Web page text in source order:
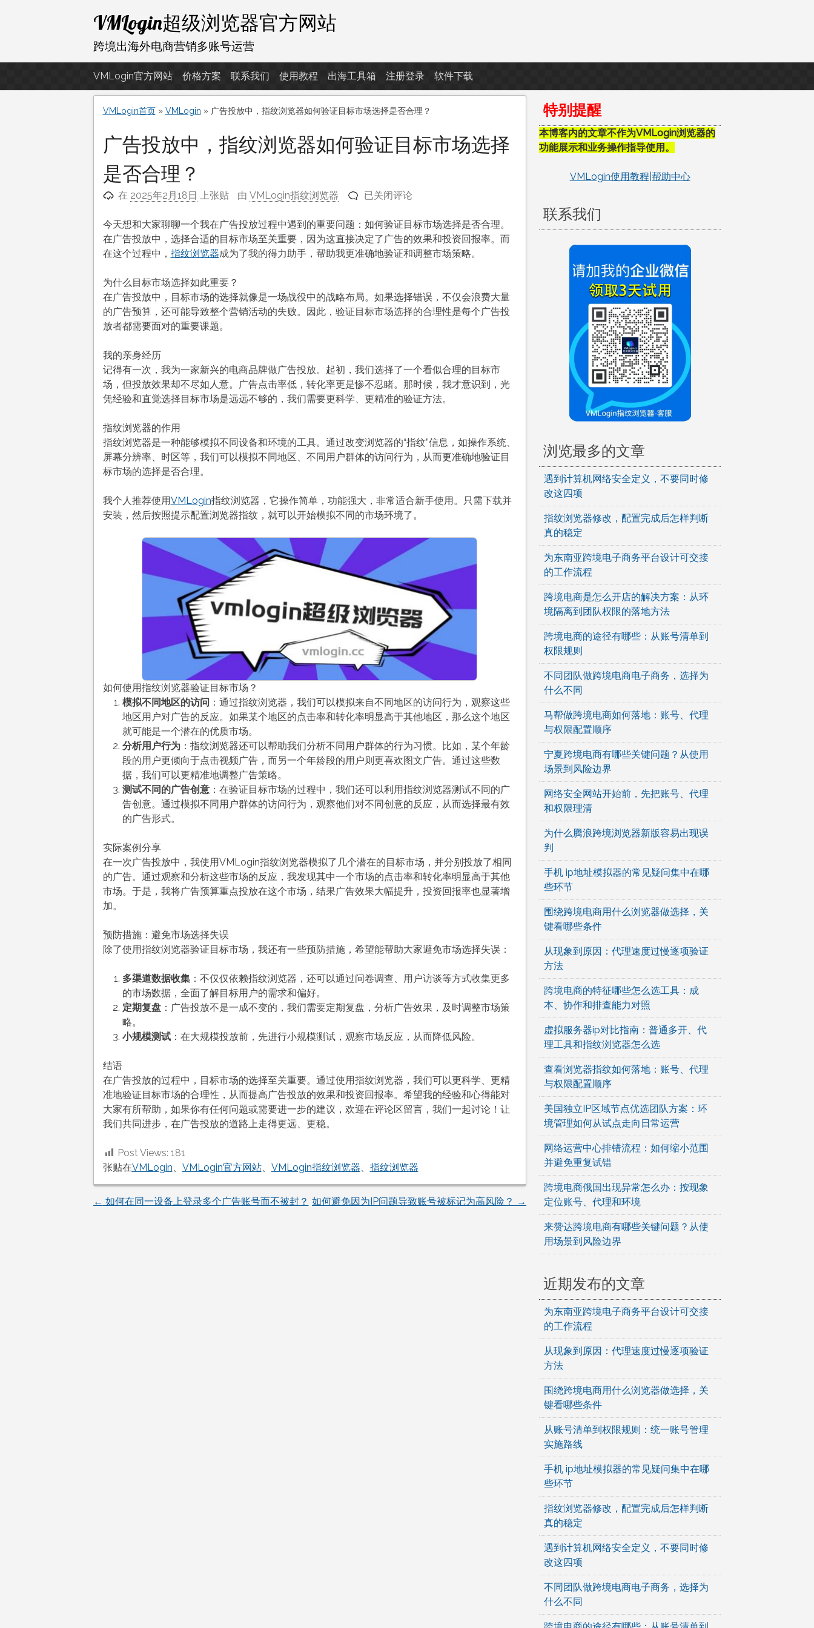
跳
至
内
VMLogin超级浏览器官方网站
跨境出海外电商营销多账号运营
VMLogin官方网站 价格方案 联系我们 使用教程 出海工具箱 注册登录 软件下载
VMLogin首页» VMLogin » 广告投放中，指纹浏览器如何验证目标市场选择是否合理？
广告投放中，指纹浏览器如何验证目标市场选择
是否合理？
在 2025年2月18日 上张贴 由VMLogin指纹浏览器
广
投
放
中，
浏
览
验
证
目
场
选
否
合
已关闭评论
今天想和大家聊聊一个我在广告投放过程中遇到的重要问题：如何验证目标市场选择是否合理。
在广告投放中，选择合适的目标市场至关重要，因为这直接决定了广告的效果和投资回报率。而
在这个过程中， 指纹浏览器成为了我的得力助手，帮助我更准确地验证和调整市场策略。
为什么目标市场选择如此重要？
在广告投放中，目标市场的选择就像是一场战役中的战略布局。如果选择错误，不仅会浪费大量
的广告预算，还可能导致整个营销活动的失败。因此，验证目标市场选择的合理性是每个广告投
放者都需要面对的重要课题。
我的亲身经历
记得有一次，我为一家新兴的电商品牌做广告投放。起初，我们选择了一个看似合理的目标市
场，但投放效果却不尽如人意。广告点击率低，转化率更是惨不忍睹。那时候，我才意识到，光
凭经验和直觉选择目标市场是远远不够的，我们需要更科学、更精准的验证方法。
指纹浏览器的作用
指纹浏览器是一种能够模拟不同设备和环境的工具。通过改变浏览器的“指纹”信息，如操作系统、
屏幕分辨率、时区等，我们可以模拟不同地区、不同用户群体的访问行为，从而更准确地验证目
标市场的选择是否合理。
我个人推荐使用VMLogin指纹浏览器，它操作简单，功能强大，非常适合新手使用。只需下载并
安装，然后按照提示配置浏览器指纹，就可以开始模拟不同的市场环境了。
如何使用指纹浏览器验证目标市场？
模拟不同地区的访问 ：通过指纹浏览器，我们可以模拟来自不同地区的访问行为，观察这些
地区用户对广告的反应。如果某个地区的点击率和转化率明显高于其他地区，那么这个地区
就可能是一个潜在的优质市场。
分析用户行为：指纹浏览器还可以帮助我们分析不同用户群体的行为习惯。比如，某个年龄
段的用户更倾向于点击视频广告，而另一个年龄段的用户则更喜欢图文广告。通过这些数
据，我们可以更精准地调整广告策略。
测试不同的广告创意：在验证目标市场的过程中，我们还可以利用指纹浏览器测试不同的广
告创意。通过模拟不同用户群体的访问行为，观察他们对不同创意的反应，从而选择最有效
的广告形式。
实际案例分享
在一次广告投放中，我使用VMLogin指纹浏览器模拟了几个潜在的目标市场，并分别投放了相同
的广告。通过观察和分析这些市场的反应，我发现其中一个市场的点击率和转化率明显高于其他
市场。于是，我将广告预算重点投放在这个市场，结果广告效果大幅提升，投资回报率也显著增
加。
预防措施：避免市场选择失误
除了使用指纹浏览器验证目标市场，我还有一些预防措施，希望能帮助大家避免市场选择失误：
多渠道数据收集：不仅仅依赖指纹浏览器，还可以通过问卷调查、用户访谈等方式收集更多
的市场数据，全面了解目标用户的需求和偏好。
定期复盘：广告投放不是一成不变的，我们需要定期复盘，分析广告效果，及时调整市场策
略。
小规模测试：在大规模投放前，先进行小规模测试，观察市场反应，从而降低风险。
结语
在广告投放的过程中，目标市场的选择至关重要。通过使用指纹浏览器，我们可以更科学、更精
准地验证目标市场的合理性，从而提高广告投放的效果和投资回报率。希望我的经验和心得能对
大家有所帮助，如果你有任何问题或需要进一步的建议，欢迎在评论区留言，我们一起讨论！让
我们共同进步，在广告投放的道路上走得更远、更稳。
Post Views: 181
张贴在VMLogin、 VMLogin官方网站、 VMLogin指纹浏览器、 指纹浏览器
文
← 如何在同一设备上登录多个广告账号而不被封？ 如何避免因为IP问题导致账号被标记为高风险？ →
特别提醒
本博客内的文章不作为VMLogin浏览器的
功能展示和业务操作指导使用。
VMLogin使用教程|帮助中心
联系我们
浏览最多的文章
遇到计算机网络安全定义，不要同时修
改这四项
指纹浏览器修改，配置完成后怎样判断
真的稳定
为东南亚跨境电子商务平台设计可交接
的工作流程
跨境电商是怎么开店的解决方案：从环
境隔离到团队权限的落地方法
跨境电商的途径有哪些：从账号清单到
权限规则
不同团队做跨境电商电子商务，选择为
什么不同
马帮做跨境电商如何落地：账号、代理
与权限配置顺序
宁夏跨境电商有哪些关键问题？从使用
场景到风险边界
网络安全网站开始前，先把账号、代理
和权限理清
为什么腾浪跨境浏览器新版容易出现误
判
手机 ip地址模拟器的常见疑问集中在哪
些环节
围绕跨境电商用什么浏览器做选择，关
键看哪些条件
从现象到原因：代理速度过慢逐项验证
方法
跨境电商的特征哪些怎么选工具：成
本、协作和排查能力对照
虚拟服务器ip对比指南：普通多开、代
理工具和指纹浏览器怎么选
查看浏览器指纹如何落地：账号、代理
与权限配置顺序
美国独立IP区域节点优选团队方案：环
境管理如何从试点走向日常运营
网络运营中心排错流程：如何缩小范围
并避免重复试错
跨境电商俄国出现异常怎么办：按现象
定位账号、代理和环境
来赞达跨境电商有哪些关键问题？从使
用场景到风险边界
近期发布的文章
为东南亚跨境电子商务平台设计可交接
的工作流程
从现象到原因：代理速度过慢逐项验证
方法
围绕跨境电商用什么浏览器做选择，关
键看哪些条件
从账号清单到权限规则：统一账号管理
实施路线
手机 ip地址模拟器的常见疑问集中在哪
些环节
指纹浏览器修改，配置完成后怎样判断
真的稳定
遇到计算机网络安全定义，不要同时修
改这四项
不同团队做跨境电商电子商务，选择为
什么不同